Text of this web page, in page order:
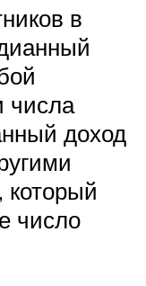
в
числа
доход
который
число